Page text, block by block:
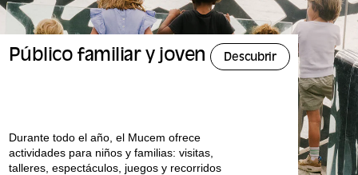
Público familiar y joven Descubrir
Durante todo el año, el Mucem ofrece
actividades para niños y familias: visitas,
talleres, espectáculos, juegos y recorridos